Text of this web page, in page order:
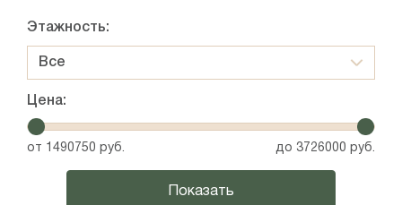
Этажность:
Все
Цена:
от 1490750 руб. до 3726000 руб.